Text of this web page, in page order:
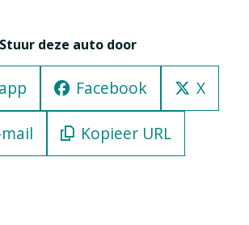
Stuur deze auto door
Facebook X
mail Kopieer URL